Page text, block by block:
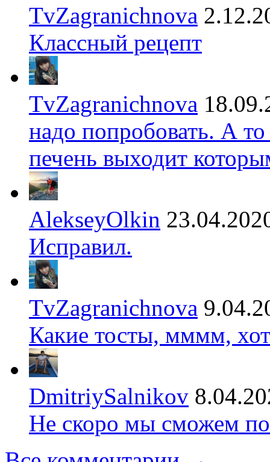
TvZagranichnova
Классный рецепт
TvZagranichnova
надо попробовать. А
печень выходит
AlekseyOlkin
Исправил.
TvZagranichnova
Какие тосты, мммм,
DmitriySalnikov
Не скоро мы сможем